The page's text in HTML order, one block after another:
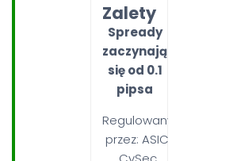
Zalety
Spready
zaczynają
się od 0.1
pipsa
Regulowany
przez: ASIC,